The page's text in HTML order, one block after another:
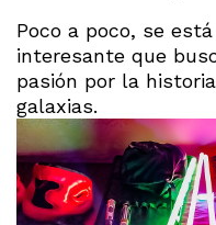
Poco a poco, se
interesante que
pasión por la
galaxias.